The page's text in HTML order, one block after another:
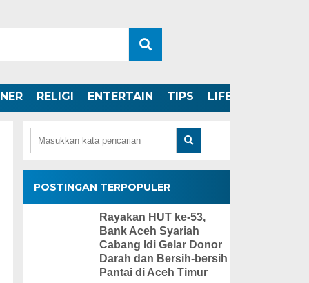
RELIGI ENTERTAIN TIPS LIFESTYLE
POSTINGAN TERPOPULER
Rayakan HUT ke-53,
Bank Aceh Syariah
Cabang Idi Gelar Donor
Darah dan Bersih-bersih
Pantai di Aceh Timur